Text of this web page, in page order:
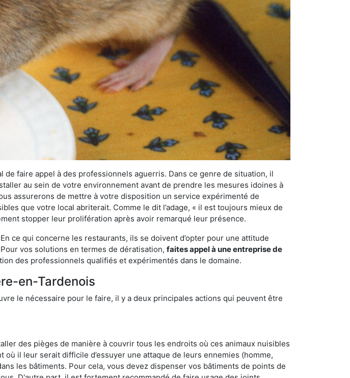
faire appel à des professionnels aguerris. Dans ce genre de situation, il
au sein de votre environnement avant de prendre les mesures idoines à
assurerons de mettre à votre disposition un service expérimenté de
que votre local abriterait. Comme le dit l’adage, « il est toujours mieux de
stopper leur prolifération après avoir remarqué leur présence.
ce qui concerne les restaurants, ils se doivent d’opter pour une attitude
vos solutions en termes de dératisation, faites appel à une entreprise de
des professionnels qualifiés et expérimentés dans le domaine.
en-Tardenois
le nécessaire pour le faire, il y a deux principales actions qui peuvent être
des pièges de manière à couvrir tous les endroits où ces animaux nuisibles
il leur serait difficile d’essuyer une attaque de leurs ennemies (homme,
les bâtiments. Pour cela, vous devez dispenser vos bâtiments de points de